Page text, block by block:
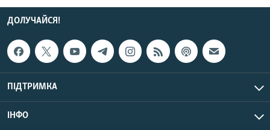
ДОЛУЧАЙСЯ!
ПІДТРИМКА
ІНФО